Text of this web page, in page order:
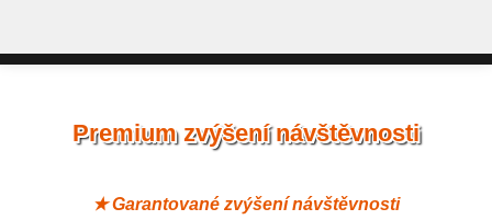
Premium zvýšení návštěvnosti
★ Garantované zvýšení návštěvnosti